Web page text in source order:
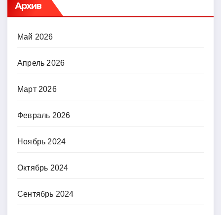
Архив
Май 2026
Апрель 2026
Март 2026
Февраль 2026
Ноябрь 2024
Октябрь 2024
Сентябрь 2024